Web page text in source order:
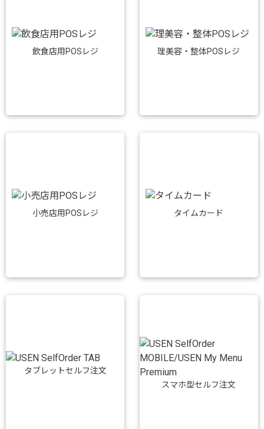
飲食店用POSレジ 理美容・整体POSレジ
小売店用POSレジ タイムカード
タブレットセルフ注文
スマホ型セルフ注文